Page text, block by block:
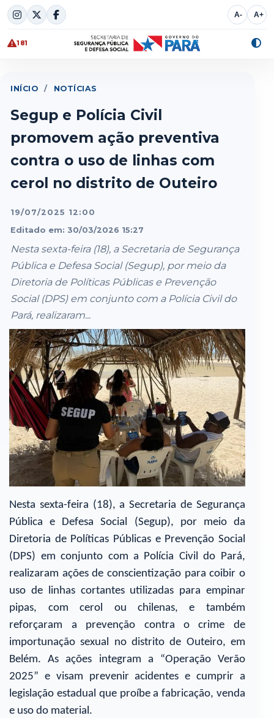
Skip
to
content
A- A+
181
INÍCIO / NOTÍCIAS
Segup e Polícia Civil
promovem ação preventiva
contra o uso de linhas com
cerol no distrito de Outeiro
19/07/2025 12:00
Editado em: 30/03/2026 15:27
Nesta sexta-feira (18), a Secretaria de Segurança
Pública e Defesa Social (Segup), por meio da
Diretoria de Políticas Públicas e Prevenção
Social (DPS) em conjunto com a Polícia Civil do
Pará, realizaram...
Nesta sexta-feira (18), a Secretaria de Segurança
Pública e Defesa Social (Segup), por meio da
Diretoria de Políticas Públicas e Prevenção Social
(DPS) em conjunto com a Polícia Civil do Pará,
realizaram ações de conscientização para coibir o
uso de linhas cortantes utilizadas para empinar
pipas, com cerol ou chilenas, e também
reforçaram a prevenção contra o crime de
importunação sexual no distrito de Outeiro, em
Belém. As ações integram a “Operação Verão
2025” e visam prevenir acidentes e cumprir a
legislação estadual que proíbe a fabricação, venda
e uso do material.